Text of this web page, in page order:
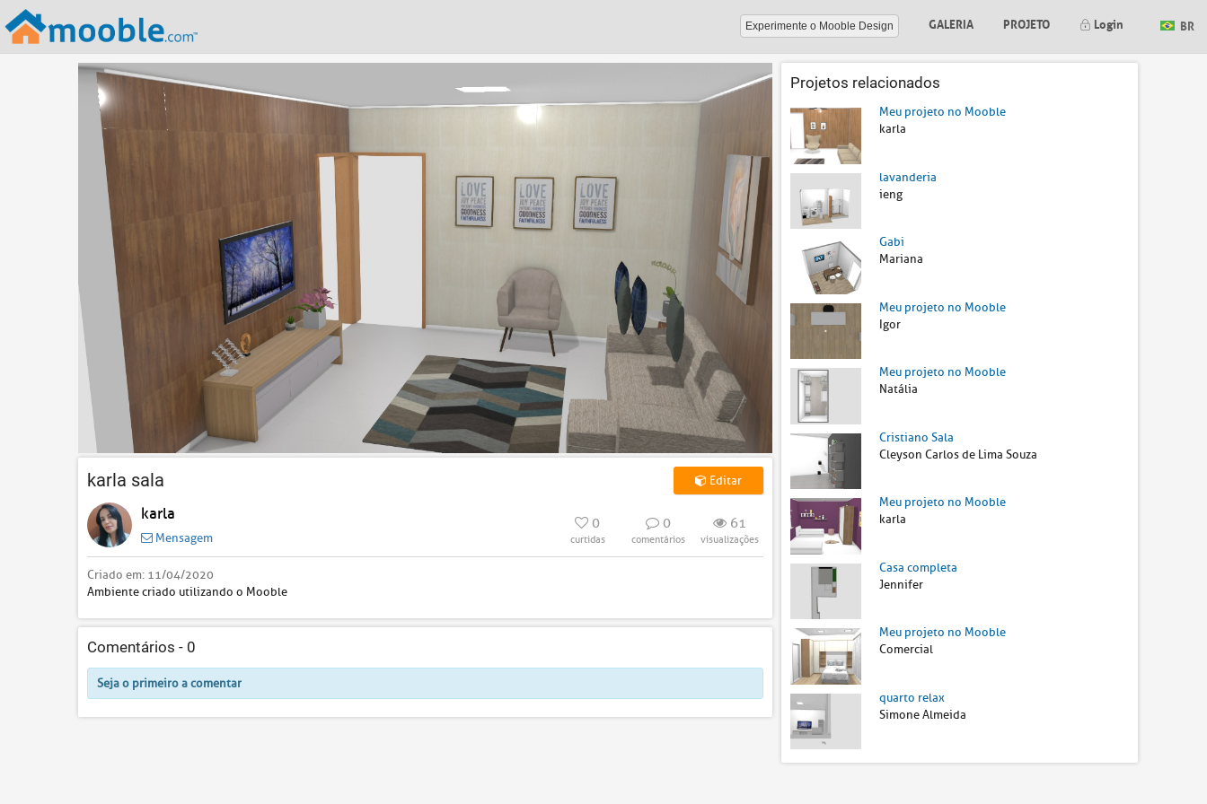
Experimente o Mooble Design GALERIA PROJETO Login BR
karla sala Editar
karla
Mensagem
0
curtidas
0
comentários
61
visualizações
Criado em: 11/04/2020
Ambiente criado utilizando o Mooble
Comentários - 0
Seja o primeiro a comentar
Projetos relacionados
Meu projeto no Mooble
karla
lavanderia
ieng
Gabi
Mariana
Meu projeto no Mooble
Igor
Meu projeto no Mooble
Natália
Cristiano Sala
Cleyson Carlos de Lima Souza
Meu projeto no Mooble
karla
Casa completa
Jennifer
Meu projeto no Mooble
Comercial
quarto relax
Simone Almeida